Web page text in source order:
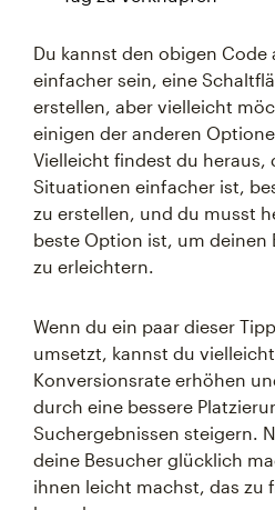
Du kannst den obigen Code
einfacher sein, eine
erstellen, aber vielleicht
einigen der anderen
Vielleicht findest du heraus,
Situationen einfacher ist,
zu erstellen, und du musst
beste Option ist, um deinen
zu erleichtern.
Wenn du ein paar dieser
umsetzt, kannst du
Konversionsrate erhöhen
durch eine bessere
Suchergebnissen steigern.
deine Besucher glücklich
ihnen leicht machst, das zu